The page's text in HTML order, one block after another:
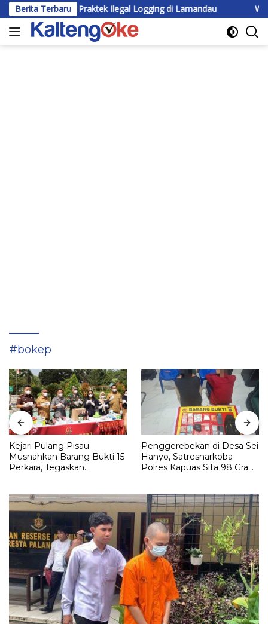
Langsung
ke
konten
Berita Terbaru
Lagi Praktek Ilegal Logging di Lamandau Wabup
#bokep
Kejari Pulang Pisau
Musnahkan Barang Bukti 15
Perkara, Tegaskan
Penggerebekan di Desa Sei
Hanyo, Satresnarkoba
Polres Kapuas Sita 98 Gram